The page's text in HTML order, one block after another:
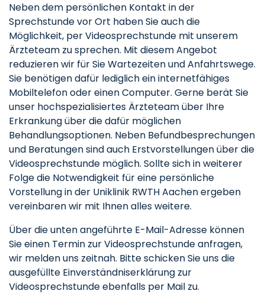
Neben dem persönlichen Kontakt in der
Sprechstunde vor Ort haben Sie auch die
Möglichkeit, per Videosprechstunde mit unserem
Ärzteteam zu sprechen. Mit diesem Angebot
reduzieren wir für Sie Wartezeiten und Anfahrtswege.
Sie benötigen dafür lediglich ein internetfähiges
Mobiltelefon oder einen Computer. Gerne berät Sie
unser hochspezialisiertes Ärzteteam über Ihre
Erkrankung über die dafür möglichen
Behandlungsoptionen. Neben Befundbesprechungen
und Beratungen sind auch Erstvorstellungen über die
Videosprechstunde möglich. Sollte sich in weiterer
Folge die Notwendigkeit für eine persönliche
Vorstellung in der Uniklinik RWTH Aachen ergeben
vereinbaren wir mit Ihnen alles weitere.
Über die unten angeführte E-Mail-Adresse können
Sie einen Termin zur Videosprechstunde anfragen,
wir melden uns zeitnah. Bitte schicken Sie uns die
ausgefüllte Einverständniserklärung zur
Videosprechstunde ebenfalls per Mail zu.